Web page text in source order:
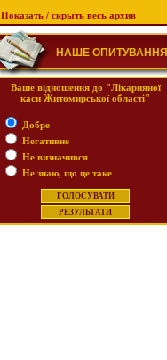
Показать / скрыть весь архив
НАШЕ ОПИТУВАННЯ
Ваше відношення до "Лікарняної
каси Житомирської області"
Добре
Негативне
Не визначився
Не знаю, що це таке